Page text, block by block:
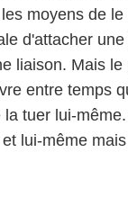
moyens de
d'attacher
liaison. Mais
entre temps
tuer lui-
lui-même